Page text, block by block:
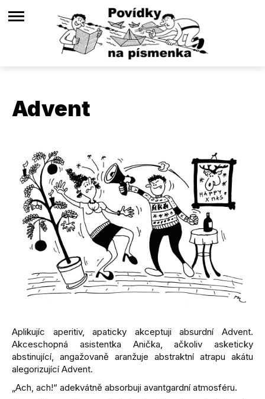
Advent
Aplikujíc aperitiv, apaticky akceptuji absurdní Advent.
Akceschopná asistentka Anička, ačkoliv asketicky
abstinující, angažovaně aranžuje abstraktní atrapu akátu
alegorizující Advent.
„Ach, ach!“ adekvátně absorbuji avantgardní atmosféru.